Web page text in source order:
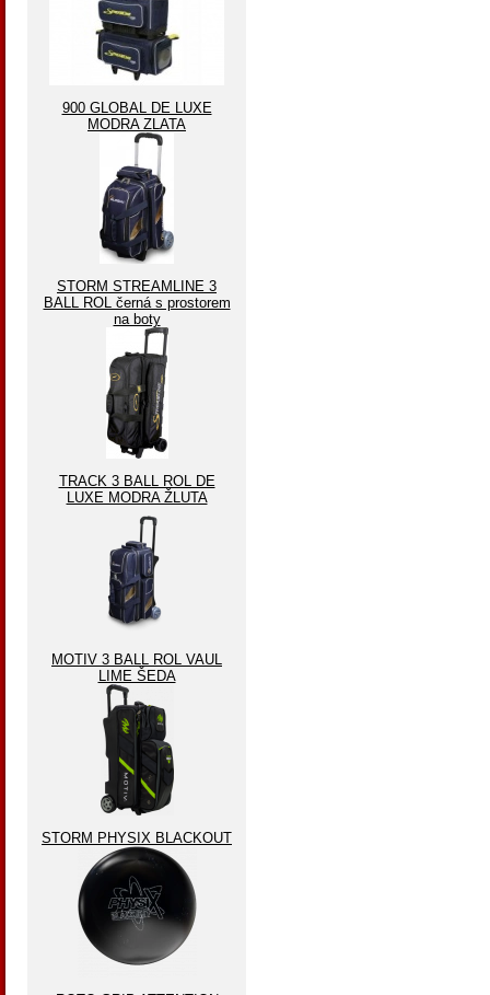
900 GLOBAL DE LUXE
MODRA ZLATA
STORM STREAMLINE 3
BALL ROL černá s prostorem
na boty
TRACK 3 BALL ROL DE
LUXE MODRA ŽLUTA
MOTIV 3 BALL ROL VAUL
LIME ŠEDA
STORM PHYSIX BLACKOUT